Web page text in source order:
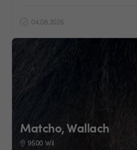
04.08.2026
Matcho, Wallach
9500 Wil